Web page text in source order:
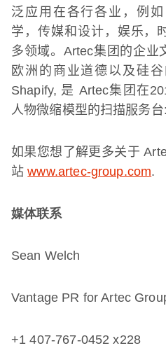
泛应用在各行各业，例
学，传媒和设计，娱乐，
多领域。 Artec集团的企业
欧洲的商业道德以及硅
Shapify, 是 Artec集团在
人物微缩模型的扫描服务台:
如果您想了解更多关于
站 www.artec-group.com.
媒体联系
Sean Welch
Vantage PR for Artec
+1 407-767-0452 x228